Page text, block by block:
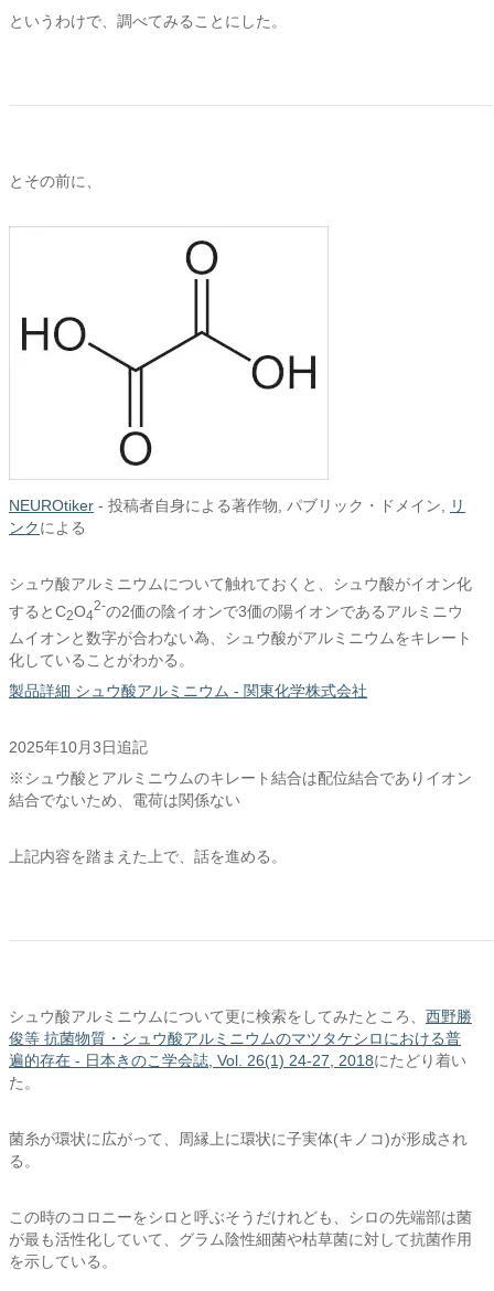
というわけで、調べてみることにした。
とその前に、
NEUROtiker - 投稿者自身による著作物 , パブリック・ドメイン,
リ
ンクによる
シュウ酸アルミニウムについて触れておくと、シュウ酸がイオン化
するとC2O4
2-の2価の陰イオンで3価の陽イオンであるアルミニウ
ムイオンと数字が合わない為、シュウ酸がアルミニウムをキレート
化していることがわかる。
製品詳細 シュウ酸アルミニウム - 関東化学株式会社
2025年10月3日追記
※シュウ酸とアルミニウムのキレート結合は配位結合でありイオン
結合でないため、電荷は関係ない
上記内容を踏まえた上で、話を進める。
シュウ酸アルミニウムについて更に検索をしてみたところ、 西野勝
俊等 抗菌物質・シュウ酸アルミニウムのマツタケシロにおける普
遍的存在 - 日本きのこ学会誌, Vol. 26(1) 24-27, 2018にたどり着い
た。
菌糸が環状に広がって、周縁上に環状に子実体(キノコ)が形成され
る。
この時のコロニーをシロと呼ぶそうだけれども、シロの先端部は菌
が最も活性化していて、グラム陰性細菌や枯草菌に対して抗菌作用
を示している。